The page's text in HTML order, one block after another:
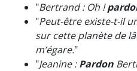
"Bertrand : Oh !
"Peut-être existe-t-il
sur cette planète de
m’égare."
"Jeanine :Pardon